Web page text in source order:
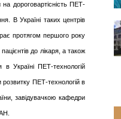
дороговартісність ПЕТ-
В Україні таких центрів
протягом першого року
до лікаря, а також
в Україні ПЕТ-технологій
розвитку ПЕТ-технологій в
завідувачкою кафедри